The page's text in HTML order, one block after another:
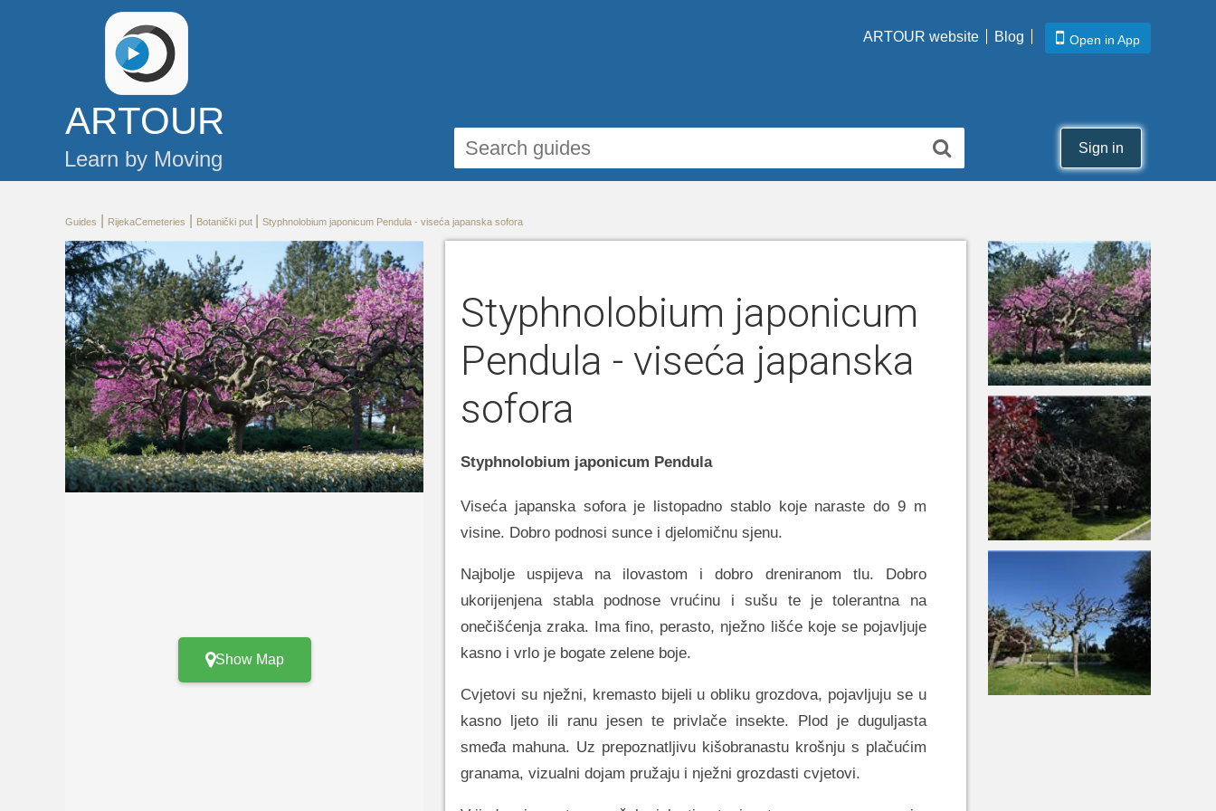
ARTOUR
Learn by Moving
ARTOUR website Blog Open in App
Sign in
Guides RijekaCemeteries Botanički put Styphnolobium japonicum Pendula - viseća japanska sofora
Show Map
Styphnolobium japonicum
Pendula - viseća japanska
sofora
Styphnolobium japonicum Pendula
Viseća japanska sofora je listopadno stablo koje naraste do 9 m
visine. Dobro podnosi sunce i djelomičnu sjenu.
Najbolje uspijeva na ilovastom i dobro dreniranom tlu. Dobro
ukorijenjena stabla podnose vrućinu i sušu te je tolerantna na
onečišćenja zraka. Ima fino, perasto, nježno lišće koje se pojavljuje
kasno i vrlo je bogate zelene boje.
Cvjetovi su nježni, kremasto bijeli u obliku grozdova, pojavljuju se u
kasno ljeto ili ranu jesen te privlače insekte. Plod je duguljasta
smeđa mahuna. Uz prepoznatljivu kišobranastu krošnju s plačućim
granama, vizualni dojam pružaju i nježni grozdasti cvjetovi.